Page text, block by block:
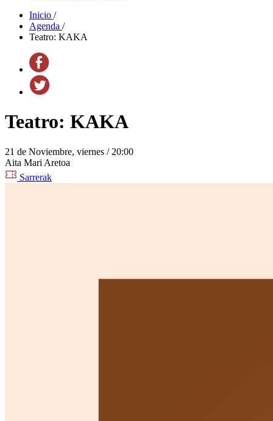
Inicio /
Agenda /
Teatro: KAKA
Teatro: KAKA
21 de Noviembre, viernes / 20:00
Aita Mari Aretoa
Sarrerak